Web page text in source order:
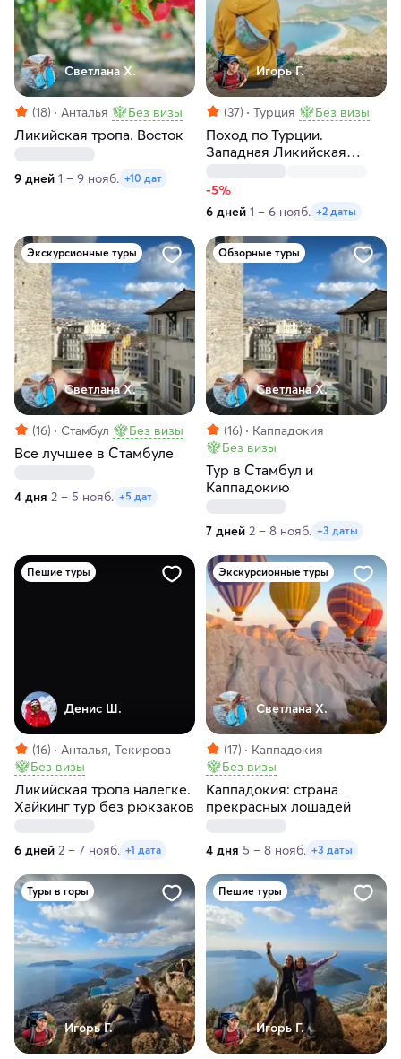
Светлана Х.
(18) Анталья Без визы
Ликийская тропа. Восток
9 дней 1 – 9 нояб. +10 дат
Игорь Г.
(37) Турция Без визы
Поход по Турции.
Западная Ликийская
-5%
6 дней 1 – 6 нояб. +2 даты
Экскурсионные туры
Светлана Х.
(16) Стамбул Без визы
Все лучшее в Стамбуле
4 дня 2 – 5 нояб. +5 дат
Обзорные туры
Светлана Х.
(16)
Каппадокия
Без визы
Тур в Стамбул и
Каппадокию
7 дней 2 – 8 нояб. +3 даты
Пешие туры
Денис Ш.
(16)
Анталья, Текирова
Без визы
Ликийская тропа налегке.
Хайкинг тур без рюкзаков
6 дней 2 – 7 нояб. +1 дата
Экскурсионные туры
Светлана Х.
(17)
Каппадокия
Без визы
Каппадокия: страна
прекрасных лошадей
4 дня 5 – 8 нояб. +3 даты
Туры в горы
Игорь Г.
Пешие туры
Игорь Г.